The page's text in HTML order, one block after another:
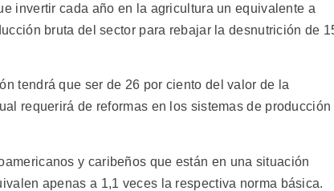
invertir cada año en la agricultura un equivalente a
bruta del sector para rebajar la desnutrición de
tendrá que ser de 26 por ciento del valor de la
requerirá de reformas en los sistemas de producción
y caribeños que están en una situación
apenas a 1,1 veces la respectiva norma básica.